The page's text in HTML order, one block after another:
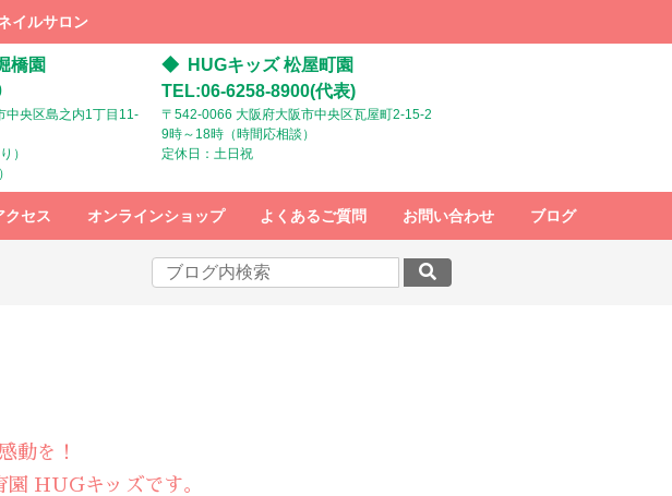
イルサロン
橋園
中央区島之内1丁目11-
）
HUGキッズ 松屋町園
TEL:06-6258-8900(代表)
〒542-0066 大阪府大阪市中央区瓦屋町2-15-2
9時～18時（時間応相談）
定休日：土日祝
クセス オンラインショップ よくあるご質問 お問い合わせ ブログ
動を！
HUGキッズです。